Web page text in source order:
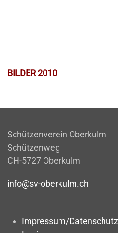
BILDER 2010
Schützenverein Oberkulm
Schützenweg
CH-5727 Oberkulm
info@sv-oberkulm.ch
Impressum/Datenschutz